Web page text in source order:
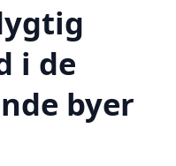
i de
byer